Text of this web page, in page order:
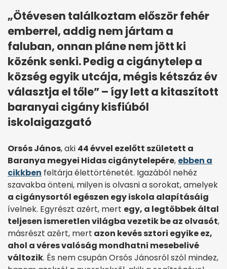
„Ötévesen találkoztam először fehér
emberrel, addig nem jártam a
faluban, onnan pláne nem jött ki
közénk senki. Pedig a cigánytelep a
község egyik utcája, mégis kétszáz év
választja el tőle” – így lett a kitaszított
baranyai cigány kisfiúból
iskolaigazgató
Orsós János, aki 44 évvel ezelőtt született a
Baranya megyei Hidas cigánytelepére, ebben a
cikkben feltárja élettörténetét. Igazából nehéz
szavakba önteni, milyen is olvasni a sorokat, amelyek
a cigánysortól egészen egy iskola alapításáig
ívelnek. Egyrészt azért, mert egy, a legtöbbek által
teljesen ismeretlen világba vezetik be az olvasót,
másrészt azért, mert azon kevés sztori egyike ez,
ahol a véres valóság mondhatni mesebelivé
változik. És nem csupán Orsós Jánosról szól mindez,